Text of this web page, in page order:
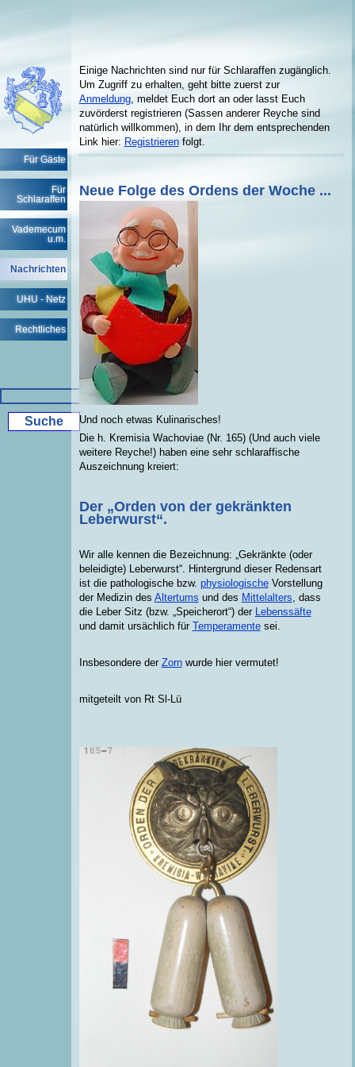
Für Gäste
Für
Schlaraffen
Vademecum
u.m.
Nachrichten
UHU - Netz
Rechtliches
Einige Nachrichten sind nur für Schlaraffen zugänglich.
Um Zugriff zu erhalten, geht bitte zuerst zur
Anmeldung, meldet Euch dort an oder lasst Euch
zuvörderst registrieren (Sassen anderer Reyche sind
natürlich willkommen), in dem Ihr dem entsprechenden
Link hier: Registrierenfolgt.
Neue Folge des Ordens der Woche ...
Und noch etwas Kulinarisches!
Die h. Kremisia Wachoviae (Nr. 165) (Und auch viele
weitere Reyche!) haben eine sehr schlaraffische
Auszeichnung kreiert:
Der „Orden von der gekränkten
Leberwurst“.
Wir alle kennen die Bezeichnung: „Gekränkte (oder
beleidigte) Leberwurst“. Hintergrund dieser Redensart
ist die pathologische bzw. physiologischeVorstellung
der Medizin des Altertums und des Mittelalters , dass
die Leber Sitz (bzw. „Speicherort“) der
Lebenssäfte
und damit ursächlich für Temperamentesei.
Insbesondere der Zornwurde hier vermutet!
mitgeteilt von Rt Sl-Lü